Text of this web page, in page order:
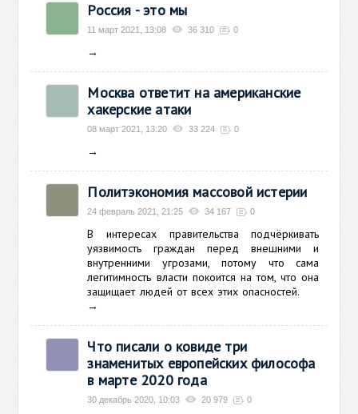
Россия - это мы
11 март 2021, 13:08 36 310 0
→
Москва ответит на американские
хакерские атаки
08 март 2021, 13:20 33 224 0
→
Политэкономия массовой истерии
24 февраль 2021, 21:25 34 167 0
В интересах правительства подчёркивать
уязвимость граждан перед внешними и
внутренними угрозами, потому что сама
легитимность власти покоится на том, что она
защищает людей от всех этих опасностей.
→
Что писали о ковиде три
знаменитых европейских философа
в марте 2020 года
30 декабрь 2020, 10:03 20 979 0